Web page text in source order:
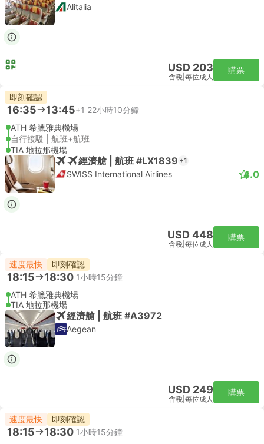
Alitalia
USD 203
含税 每位成人
購票
即刻確認
16:35 13:45+1 22小時10分鐘
ATH 希臘雅典機場
自行接駁 | 航班+航班
TIA 地拉那機場
經濟艙 | 航班 #LX1839 +1
SWISS International Airlines 4.0
USD 448
含税 每位成人
購票
速度最快 即刻確認
18:15 18:30 1小時15分鐘
ATH 希臘雅典機場
TIA 地拉那機場
經濟艙 | 航班 #A3972
Aegean
USD 249
含税 每位成人
購票
速度最快 即刻確認
18:15 18:30 1小時15分鐘